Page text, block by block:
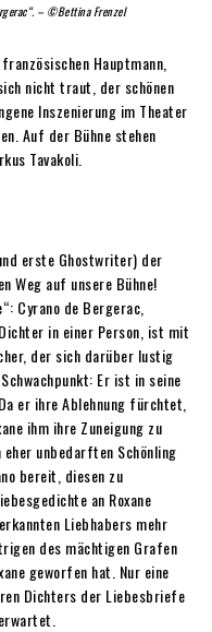
– ©Bettina Frenzel
Hauptmann,
nicht traut, der schönen
Inszenierung im Theater
Auf der Bühne stehen
Tavakoli.
erste Ghostwriter) der
Weg auf unsere Bühne!
Cyrano de Bergerac,
in einer Person, ist mit
der sich darüber lustig
Er ist in seine
er ihre Ablehnung fürchtet,
ihm ihre Zuneigung zu
eher unbedarften Schönling
bereit, diesen zu
an Roxane
Liebhabers mehr
des mächtigen Grafen
geworfen hat. Nur eine
Dichters der Liebesbriefe